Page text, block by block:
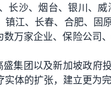
长沙、烟台、银川、
江、长春、合肥、固
万家企业、保险公司
集团以及新加坡政府
体的扩张，建立更为